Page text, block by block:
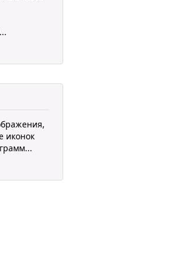
иконок
...